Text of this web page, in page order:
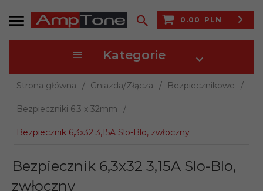
0.00 PLN
Kategorie
Strona główna Gniazda/Złącza Bezpiecznikowe
Bezpieczniki 6,3 x 32mm
Bezpiecznik 6,3x32 3,15A Slo-Blo, zwłoczny
Bezpiecznik 6,3x32 3,15A Slo-Blo,
zwłoczny